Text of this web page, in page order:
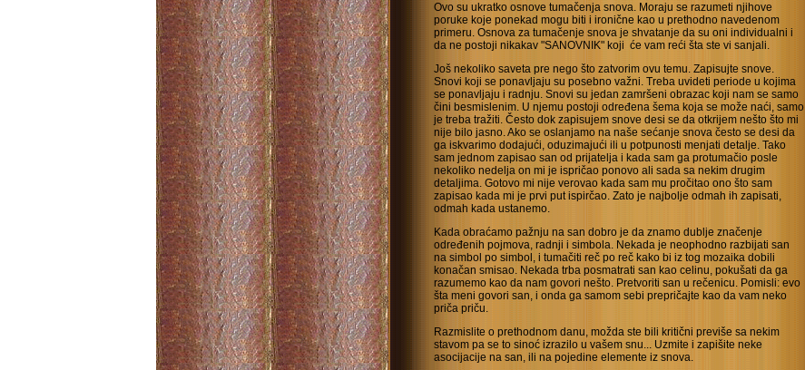
Ovo su ukratko osnove tumačenja snova. Moraju se razumeti njihove
poruke koje ponekad mogu biti i ironične kao u prethodno navedenom
primeru. Osnova za tumačenje snova je shvatanje da su oni individualni i
da ne postoji nikakav "SANOVNIK" koji će vam reći šta ste vi sanjali.
Još nekoliko saveta pre nego što zatvorim ovu temu. Zapisujte snove.
Snovi koji se ponavljaju su posebno važni. Treba uvideti periode u kojima
se ponavljaju i radnju. Snovi su jedan zamršeni obrazac koji nam se samo
čini besmislenim. U njemu postoji određena šema koja se može naći, samo
je treba tražiti. Često dok zapisujem snove desi se da otkrijem nešto što mi
nije bilo jasno. Ako se oslanjamo na naše sećanje snova često se desi da
ga iskvarimo dodajući, oduzimajući ili u potpunosti menjati detalje. Tako
sam jednom zapisao san od prijatelja i kada sam ga protumačio posle
nekoliko nedelja on mi je ispričao ponovo ali sada sa nekim drugim
detaljima. Gotovo mi nije verovao kada sam mu pročitao ono što sam
zapisao kada mi je prvi put ispirčao. Zato je najbolje odmah ih zapisati,
odmah kada ustanemo.
Kada obraćamo pažnju na san dobro je da znamo dublje značenje
određenih pojmova, radnji i simbola. Nekada je neophodno razbijati san
na simbol po simbol, i tumačiti reč po reč kako bi iz tog mozaika dobili
konačan smisao. Nekada trba posmatrati san kao celinu, pokušati da ga
razumemo kao da nam govori nešto. Pretvoriti san u rečenicu. Pomisli: evo
šta meni govori san, i onda ga samom sebi prepričajte kao da vam neko
priča priču.
Razmislite o prethodnom danu, možda ste bili kritični previše sa nekim
stavom pa se to sinoć izrazilo u vašem snu... Uzmite i zapišite neke
asocijacije na san, ili na pojedine elemente iz snova.